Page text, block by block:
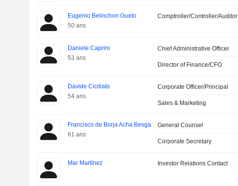
Eugenio Belinchon Gueto
50 ans
Comptroller/Controller/Auditor
Daniele Caprini
53 ans
Chief Administrative Officer
Director of Finance/CFO
Davide Ciciliato
54 ans
Corporate Officer/Principal
Sales & Marketing
Francisco de Borja Acha Besga
61 ans
General Counsel
Corporate Secretary
Mar Martínez Investor Relations Contact